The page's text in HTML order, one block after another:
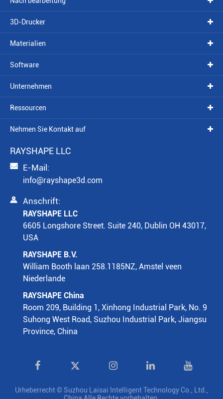
3D-Drucker
Materialien
Software
Unternehmen
Ressourcen
Nehmen Sie Kontakt auf
RAYSHAPE LLC
 E-Mail:
info@rayshape3d.com
 Anschrift:
RAYSHAPE LLC
6605 Longshore Street. Suite 240, Dublin OH 43017,
USA
RAYSHAPE B.V.
William Booth laan 258.1185NZ, Amstel veen
Niederlande
RAYSHAPE China
Room 209, Building 1, Xinhong Industrial Park, No. 9
Suhong West Road, Suzhou Industrial Park, Jiangsu
Province, China

Urheberrecht © Suzhou Laisai Intelligent Technology Co., Ltd.,